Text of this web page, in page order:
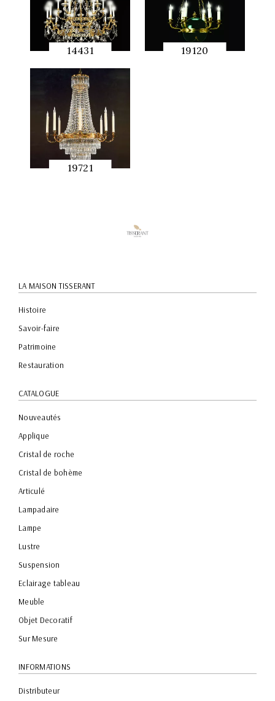
14431
APERÇU
RAPIDE
19120
19721
LA MAISON TISSERANT
Histoire
Savoir-faire
Patrimoine
Restauration
CATALOGUE
Nouveautés
Applique
Cristal de roche
Cristal de bohème
Articulé
Lampadaire
Lampe
Lustre
Suspension
Eclairage tableau
Meuble
Objet Decoratif
Sur Mesure
INFORMATIONS
Distributeur